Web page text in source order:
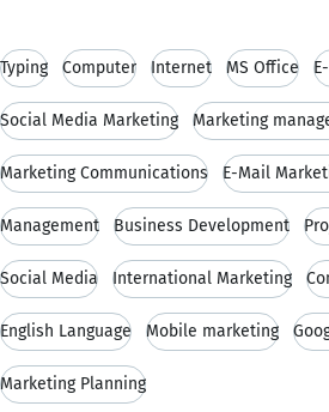
Typing Computer Internet MS Office
Social Media Marketing Marketing
Marketing Communications E-Mail
Management Business Development
Social Media International Marketing
English Language Mobile marketing
Marketing Planning